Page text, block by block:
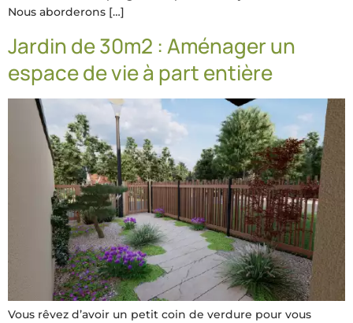
Nous aborderons […]
Jardin de 30m2 : Aménager un
espace de vie à part entière
Vous rêvez d’avoir un petit coin de verdure pour vous